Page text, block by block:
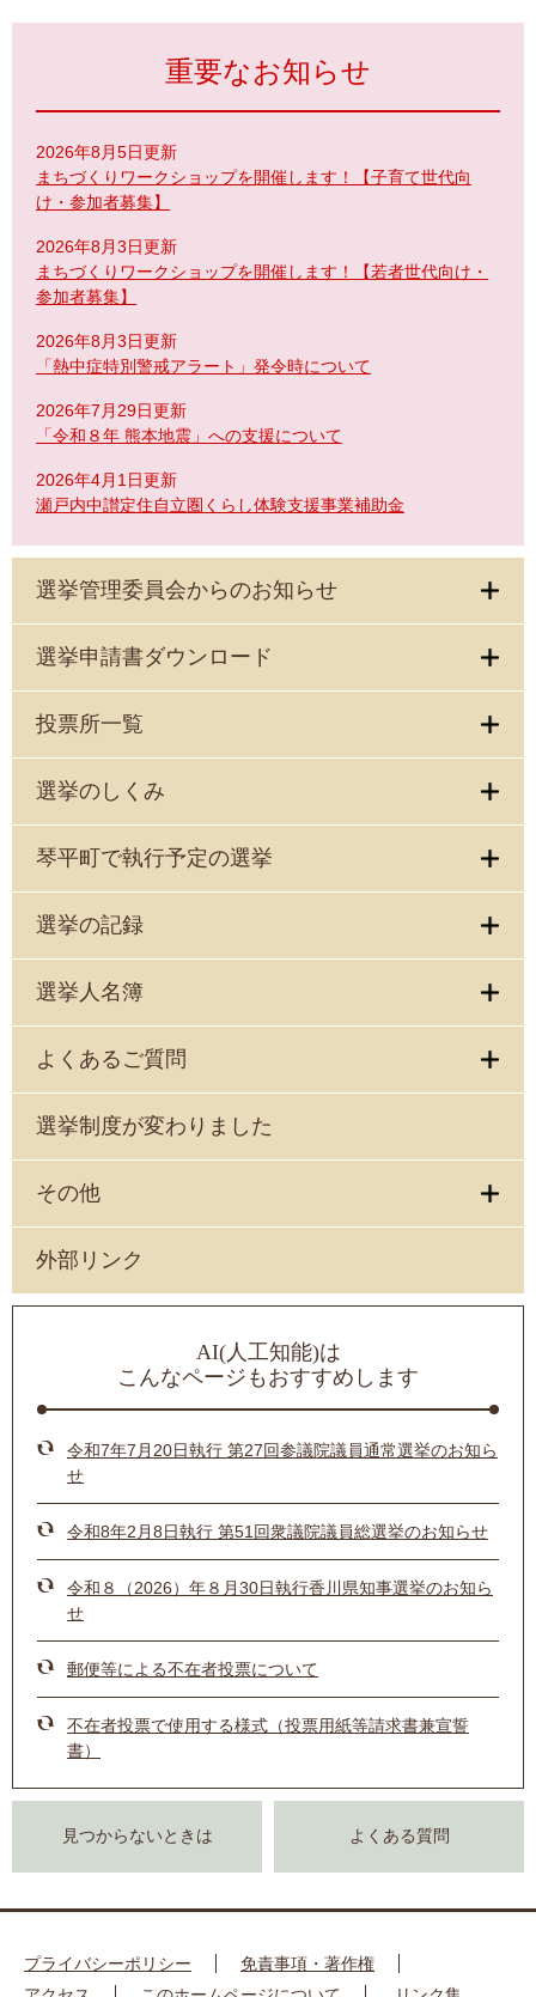
重要なお知らせ
2026年8月5日更新
まちづくりワークショップを開催します！【子育て世代向
け・参加者募集】
2026年8月3日更新
まちづくりワークショップを開催します！【若者世代向け・
参加者募集】
2026年8月3日更新
「熱中症特別警戒アラート」発令時について
2026年7月29日更新
「令和８年 熊本地震」への支援について
2026年4月1日更新
瀬戸内中讃定住自立圏くらし体験支援事業補助金
選挙管理委員会からのお知らせ
選挙申請書ダウンロード
投票所一覧
選挙のしくみ
琴平町で執行予定の選挙
選挙の記録
選挙人名簿
よくあるご質問
選挙制度が変わりました
その他
外部リンク
AI(人工知能)は
こんなページもおすすめします
令和7年7月20日執行 第27回参議院議員通常選挙のお知ら
せ
令和8年2月8日執行 第51回衆議院議員総選挙のお知らせ
令和８（2026）年８月30日執行香川県知事選挙のお知ら
せ
郵便等による不在者投票について
不在者投票で使用する様式（投票用紙等請求書兼宣誓
書）
見つからないときは よくある質問
プライバシーポリシー
免責事項・著作権